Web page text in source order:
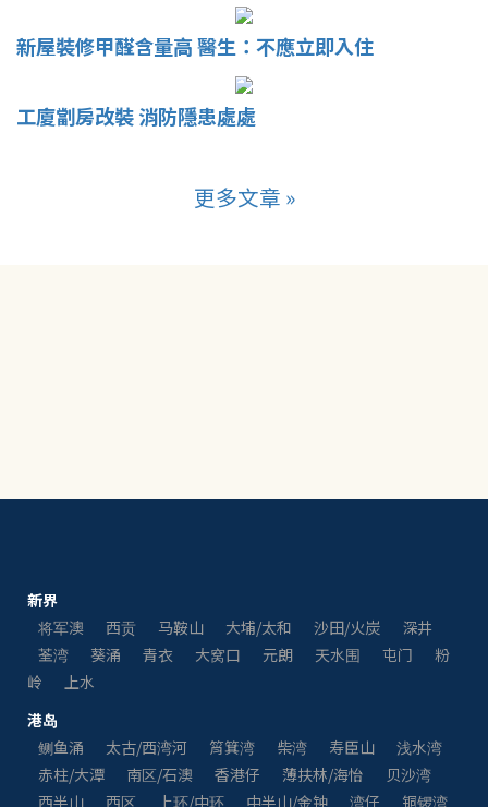
新屋裝修甲醛含量高 醫生：不應立即入住
工廈劏房改裝 消防隱患處處
更多文章 »
新界
将军澳
西贡 马鞍山 大埔/太和 沙田/火炭
深井
荃湾
葵涌 青衣 大窝口 元朗 天水围 屯门
粉
岭
上水
港岛
鲗鱼涌
太古/西湾河 筲箕湾 柴湾 寿臣山
浅水湾
赤柱/大潭
南区/石澳 香港仔 薄扶林/海怡
贝沙湾
西半山
西区 上环/中环 中半山/金钟 湾仔
铜锣湾